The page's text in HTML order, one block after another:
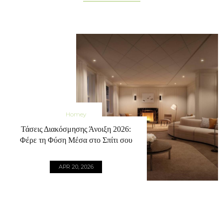
Homey
Τάσεις Διακόσμησης Άνοιξη 2026:
Φέρε τη Φύση Μέσα στο Σπίτι σου
APR 20, 2026